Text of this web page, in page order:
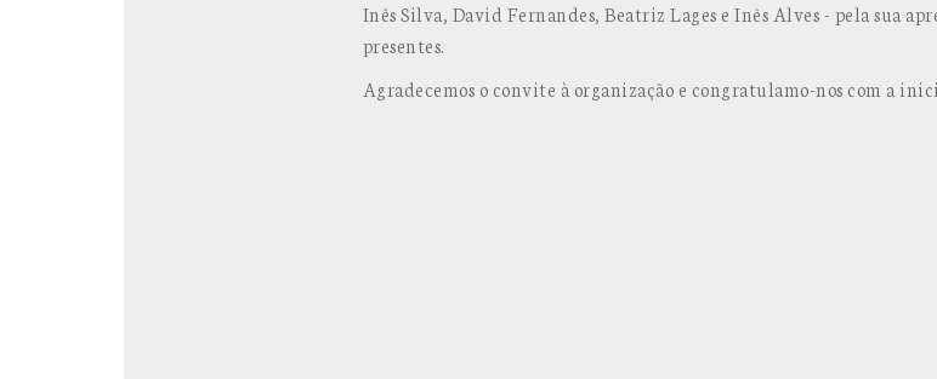
Inês Silva, David Fernandes, Beatriz Lages e Inês Alves - pela sua
presentes.
Agradecemos o convite à organização e congratulamo-nos com a